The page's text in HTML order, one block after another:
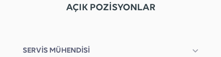
AÇIK POZİSYONLAR
SERVIS MÜHENDISI